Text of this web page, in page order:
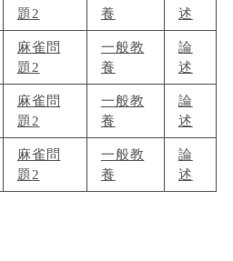
題2
養
述
麻雀問
題2
一般教
養
論
述
麻雀問
題2
一般教
養
論
述
麻雀問
題2
一般教
養
論
述